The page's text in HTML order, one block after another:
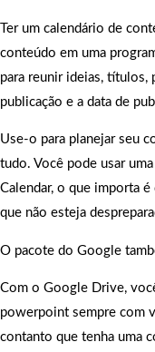
Ter um calendário de
conteúdo em uma
para reunir ideias, títulos,
publicação e a data de
Use-o para planejar seu
tudo. Você pode usar
Calendar, o que importa
que não esteja
O pacote do Google
Com o Google Drive,
powerpoint sempre com
contanto que tenha uma